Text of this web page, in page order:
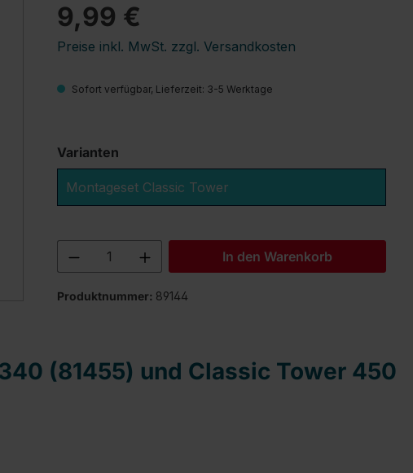
9,99 €
Preise inkl. MwSt. zzgl. Versandkosten
Sofort verfügbar, Lieferzeit: 3-5 Werktage
Varianten
Montageset Classic Tower
Produkt Anzahl: Gib den
In den Warenkorb
Produktnummer: 89144
(81455) und Classic Tower 450